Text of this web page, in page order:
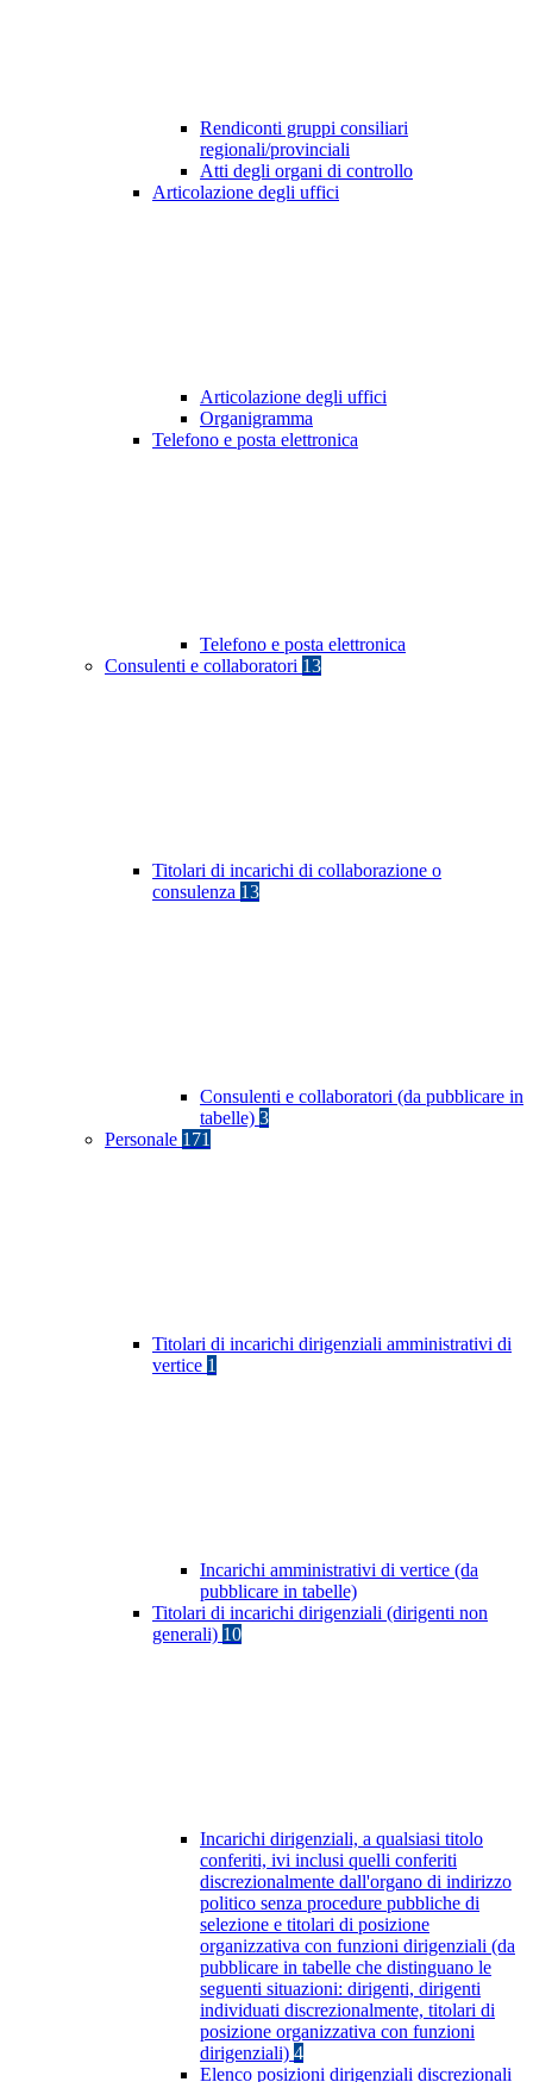
Rendiconti gruppi consiliari
regionali/provinciali
Atti degli organi di controllo
Articolazione degli uffici
Articolazione degli uffici
Organigramma
Telefono e posta elettronica
Telefono e posta elettronica
Consulenti e collaboratori 13
Titolari di incarichi di collaborazione o
consulenza 13
Consulenti e collaboratori (da pubblicare in
tabelle) 3
Personale 171
Titolari di incarichi dirigenziali amministrativi di
vertice 1
Incarichi amministrativi di vertice (da
pubblicare in tabelle)
Titolari di incarichi dirigenziali (dirigenti non
generali) 10
Incarichi dirigenziali, a qualsiasi titolo
conferiti, ivi inclusi quelli conferiti
discrezionalmente dall'organo di indirizzo
politico senza procedure pubbliche di
selezione e titolari di posizione
organizzativa con funzioni dirigenziali (da
pubblicare in tabelle che distinguano le
seguenti situazioni: dirigenti, dirigenti
individuati discrezionalmente, titolari di
posizione organizzativa con funzioni
dirigenziali) 4
Elenco posizioni dirigenziali discrezionali